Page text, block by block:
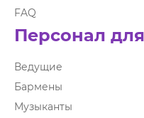
FAQ
Персонал
Ведущие
Бармены
Музыканты